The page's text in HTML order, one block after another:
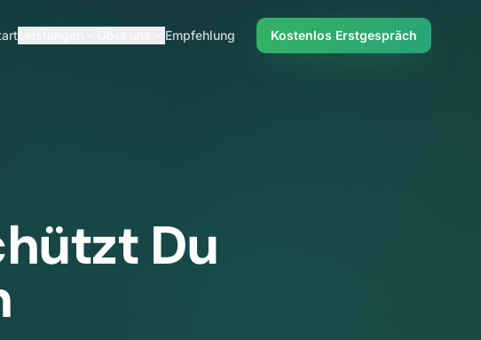
Leistungen Empfehlung Kostenlos Erstgespräch
Du